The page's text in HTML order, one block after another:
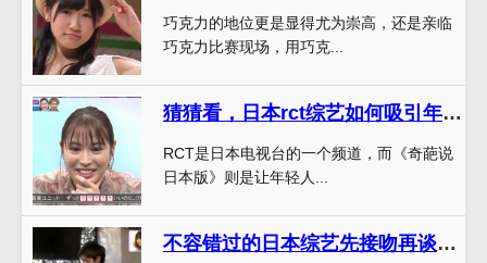
巧克力的地位更是显得尤为崇高，还是亲临
巧克力比赛现场，用巧克...
猜猜看，日本rct综艺如何吸引年轻观众？
RCT是日本电视台的一个频道，而《奇葩说
日本版》则是让年轻人...
不容错过的日本综艺先接吻再谈恋爱完整版第四十期，精彩纷呈